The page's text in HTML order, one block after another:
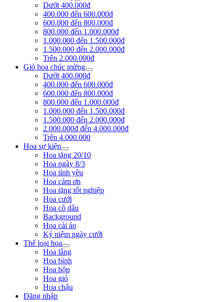
Dưới 400.000đ
400.000 đến 600.000đ
600.000 đến 800.000đ
800.000 đến 1.000.000đ
1.000.000 đến 1.500.000đ
1.500.000 đến 2.000.000đ
Trên 2.000.000đ
Giỏ hoa chúc mừng
Dưới 400.000đ
400.000 đến 600.000đ
600.000 đến 800.000đ
800.000 đến 1.000.000đ
1.000.000 đến 1.500.000đ
1.500.000 đến 2.000.000đ
2.000.000đ đến 4.000.000đ
Trên 4.000.000
Hoa sự kiện
Hoa tặng 20/10
Hoa ngày 8/3
Hoa tình yêu
Hoa cảm ơn
Hoa tặng tốt nghiệp
Hoa cưới
Hoa cô dâu
Background
Hoa cài áo
Kỷ niệm ngày cưới
Thể loại hoa
Hoa lẵng
Hoa bình
Hoa hộp
Hoa giỏ
Hoa chậu
Đăng nhập